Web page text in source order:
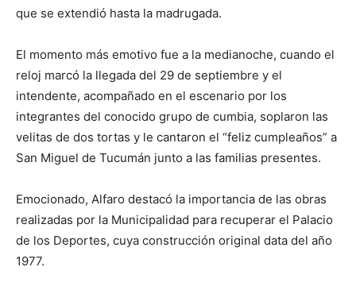
que se extendió hasta la madrugada.
El momento más emotivo fue a la medianoche, cuando el
reloj marcó la llegada del 29 de septiembre y el
intendente, acompañado en el escenario por los
integrantes del conocido grupo de cumbia, soplaron las
velitas de dos tortas y le cantaron el “feliz cumpleaños” a
San Miguel de Tucumán junto a las familias presentes.
Emocionado, Alfaro destacó la importancia de las obras
realizadas por la Municipalidad para recuperar el Palacio
de los Deportes, cuya construcción original data del año
1977.